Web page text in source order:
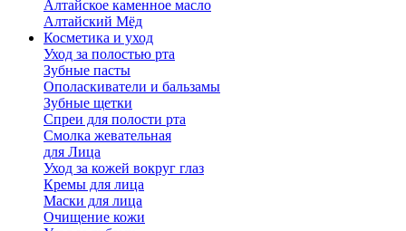
Алтайское каменное масло
Алтайский Мёд
Косметика и уход
Уход за полостью рта
Зубные пасты
Ополаскиватели и бальзамы
Зубные щетки
Спреи для полости рта
Смолка жевательная
для Лица
Уход за кожей вокруг глаз
Кремы для лица
Маски для лица
Очищение кожи